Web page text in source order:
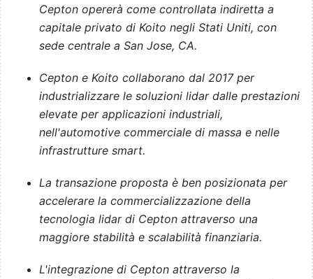
Cepton opererà come controllata indiretta a
capitale privato di Koito negli Stati Uniti, con
sede centrale a San Jose, CA.
Cepton e Koito collaborano dal 2017 per
industrializzare le soluzioni lidar dalle prestazioni
elevate per applicazioni industriali,
nell'automotive commerciale di massa e nelle
infrastrutture smart.
La transazione proposta è ben posizionata per
accelerare la commercializzazione della
tecnologia lidar di Cepton attraverso una
maggiore stabilità e scalabilità finanziaria.
L'integrazione di Cepton attraverso la